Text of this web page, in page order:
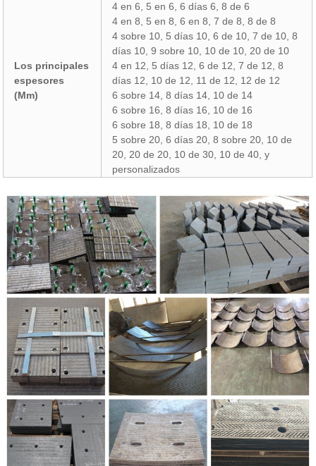
Los principales
espesores
(Mm)
4 en 6, 5 en 6, 6 días 6, 8 de 6
4 en 8, 5 en 8, 6 en 8, 7 de 8, 8 de 8
4 sobre 10, 5 días 10, 6 de 10, 7 de 10, 8
días 10, 9 sobre 10, 10 de 10, 20 de 10
4 en 12, 5 días 12, 6 de 12, 7 de 12, 8
días 12, 10 de 12, 11 de 12, 12 de 12
6 sobre 14, 8 días 14, 10 de 14
6 sobre 16, 8 días 16, 10 de 16
6 sobre 18, 8 días 18, 10 de 18
5 sobre 20, 6 días 20, 8 sobre 20, 10 de
20, 20 de 20, 10 de 30, 10 de 40, y
personalizados